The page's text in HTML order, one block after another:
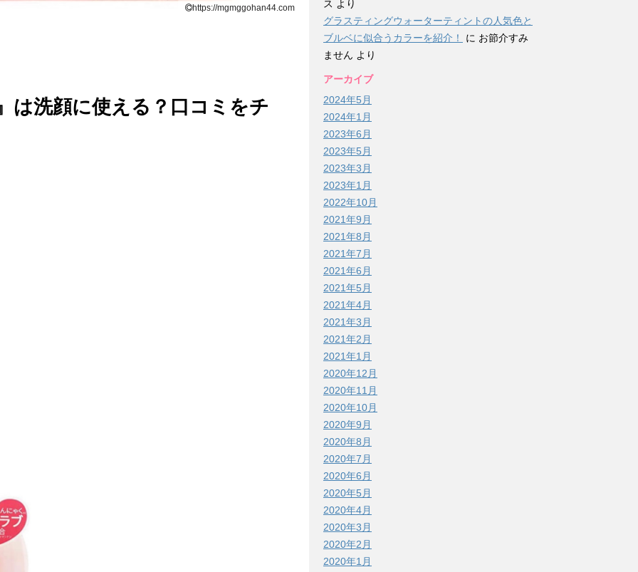
https://mgmggohan44.com
は洗顔に使える？口コミをチ
ス より
グラスティングウォーターティントの人気色と
ブルベに似合うカラーを紹介！
に お節介すみ
ません より
アーカイブ
2024年5月
2024年1月
2023年6月
2023年5月
2023年3月
2023年1月
2022年10月
2021年9月
2021年8月
2021年7月
2021年6月
2021年5月
2021年4月
2021年3月
2021年2月
2021年1月
2020年12月
2020年11月
2020年10月
2020年9月
2020年8月
2020年7月
2020年6月
2020年5月
2020年4月
2020年3月
2020年2月
2020年1月